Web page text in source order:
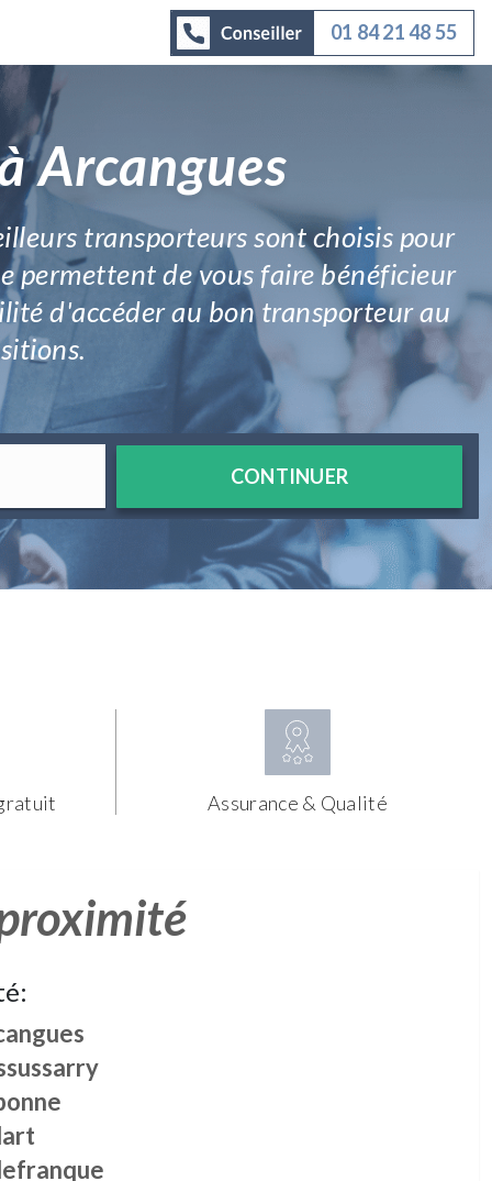
01 84 21 48 55
Arcangues
transporteurs sont choisis pour
permettent de vous faire bénéficieur
d'accéder au bon transporteur au
CONTINUER
Assurance & Qualité